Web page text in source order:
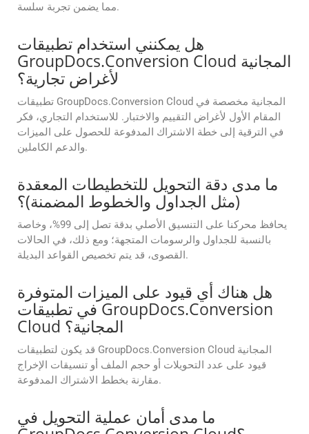
مما يضمن تجربة سلسة.
هل يمكنني استخدام تطبيقات
GroupDocs.Conversion Cloud المجانية
لأغراض تجارية؟
تطبيقات GroupDocs.Conversion Cloud المجانية مخصصة في
المقام الأول لأغراض التقييم والاختبار. للاستخدام التجاري، فكر
في الترقية إلى خطة الاشتراك المدفوعة للحصول على الميزات
والدعم الكاملين.
ما مدى دقة التحويل للتخطيطات المعقدة
(مثل الجداول والخطوط المضمنة)؟
يحافظ محركنا على التنسيق الأصلي بدقة تصل إلى 99%، وخاصة
بالنسبة للجداول والرسومات المتجهة؛ ومع ذلك، في الحالات
القصوى، قد يتم تخصيص القواعد البديلة.
هل هناك أي قيود على الميزات المتوفرة
في تطبيقات GroupDocs.Conversion
Cloud المجانية؟
قد يكون لتطبيقات GroupDocs.Conversion Cloud المجانية
قيود على عدد التحويلات أو حجم الملف أو تنسيقات الإخراج
مقارنة بخطط الاشتراك المدفوعة.
ما مدى أمان عملية التحويل في